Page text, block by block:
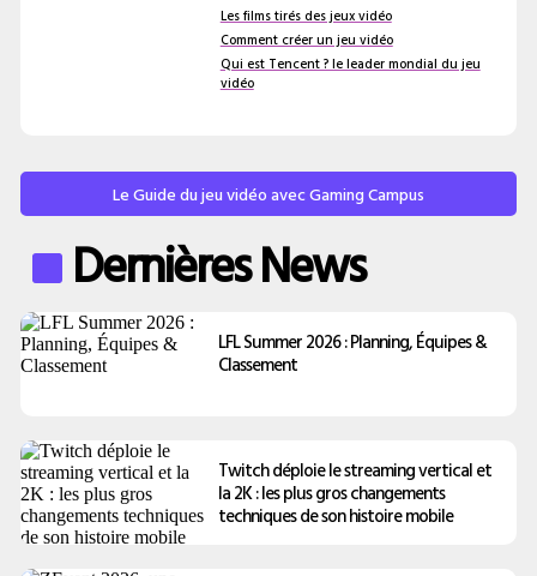
Les films tirés des jeux vidéo
Comment créer un jeu vidéo
Qui est Tencent ? le leader mondial du jeu
vidéo
Le Guide du jeu vidéo avec Gaming Campus
Dernières News
LFL Summer 2026 : Planning, Équipes &
Classement
Twitch déploie le streaming vertical et
la 2K : les plus gros changements
techniques de son histoire mobile